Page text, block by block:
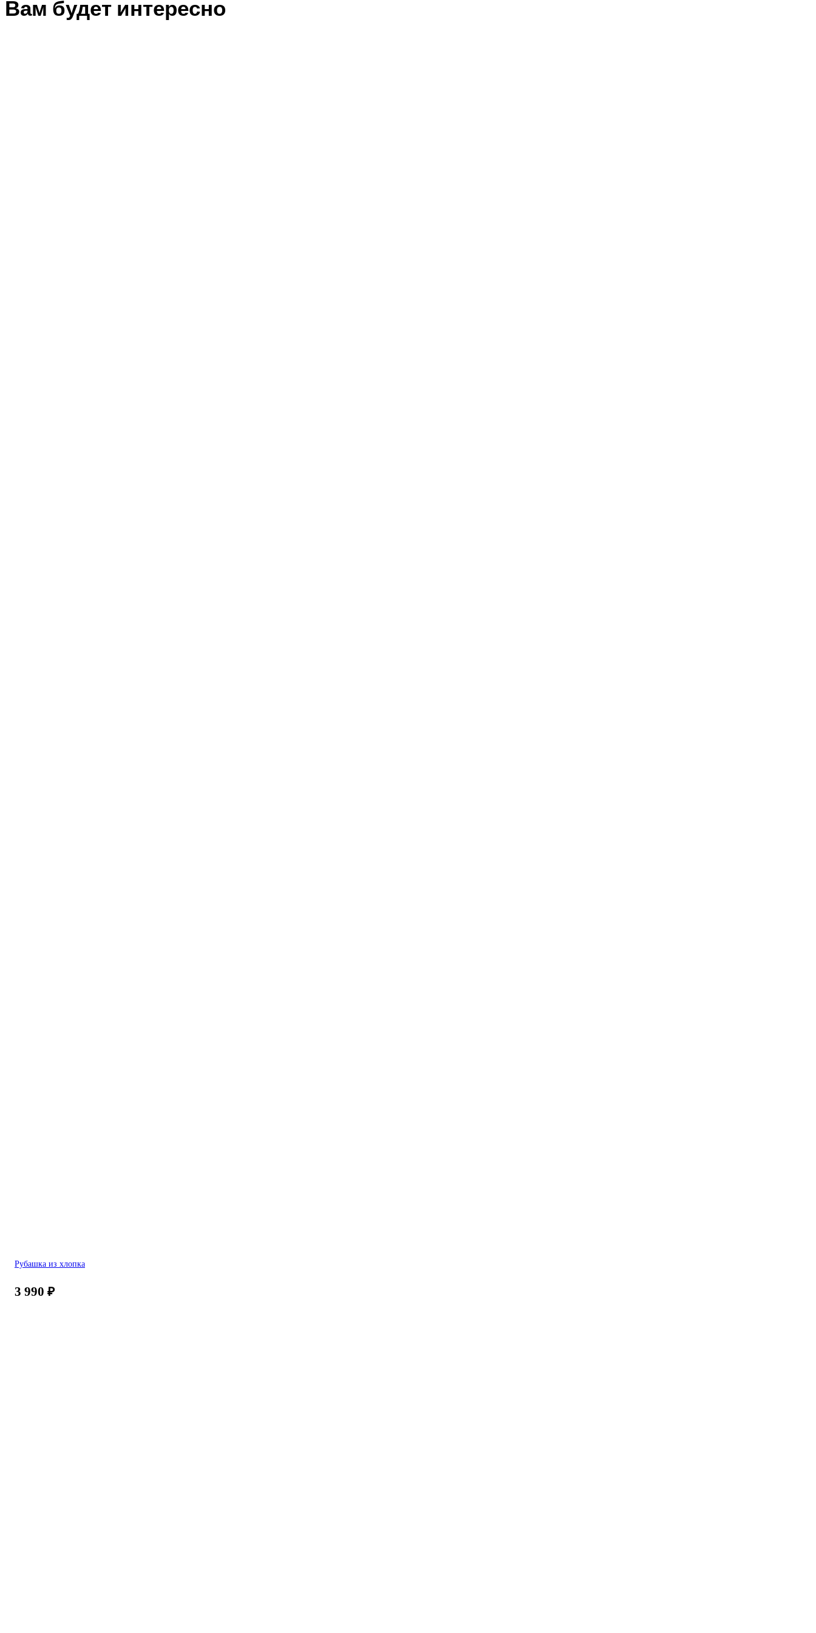
Вам будет интересно
Рубашка из хлопка
3 990 ₽